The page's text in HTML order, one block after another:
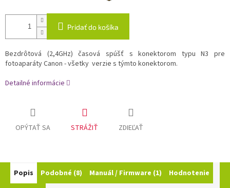
Pridať do košíka
Bezdrôtová (2,4GHz) časová spúšť s konektorom typu N3 pre
fotoaparáty Canon - všetky verzie s týmto konektorom.
Detailné informácie
OPÝTAŤ SA STRÁŽIŤ ZDIEĽAŤ
Popis Podobné (8) Manuál / Firmware (1) Hodnotenie